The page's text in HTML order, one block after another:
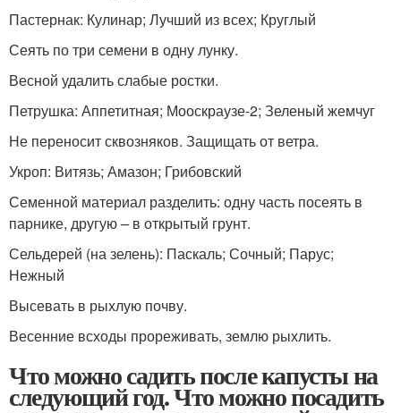
Пастернак: Кулинар; Лучший из всех; Круглый
Сеять по три семени в одну лунку.
Весной удалить слабые ростки.
Петрушка: Аппетитная; Мооскраузе-2; Зеленый жемчуг
Не переносит сквозняков. Защищать от ветра.
Укроп: Витязь; Амазон; Грибовский
Семенной материал разделить: одну часть посеять в
парнике, другую – в открытый грунт.
Сельдерей (на зелень): Паскаль; Сочный; Парус;
Нежный
Высевать в рыхлую почву.
Весенние всходы прореживать, землю рыхлить.
Что можно садить после капусты на
следующий год. Что можно посадить